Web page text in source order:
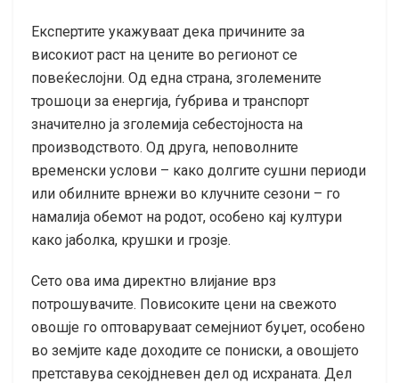
Експертите укажуваат дека причините за
високиот раст на цените во регионот се
повеќеслојни. Од една страна, зголемените
трошоци за енергија, ѓубрива и транспорт
значително ја зголемија себестојноста на
производството. Од друга, неповолните
временски услови – како долгите сушни периоди
или обилните врнежи во клучните сезони – го
намалија обемот на родот, особено кај култури
како јаболка, крушки и грозје.
Сето ова има директно влијание врз
потрошувачите. Повисоките цени на свежото
овошје го оптоваруваат семејниот буџет, особено
во земјите каде доходите се пониски, а овошјето
претставува секојдневен дел од исхраната. Дел